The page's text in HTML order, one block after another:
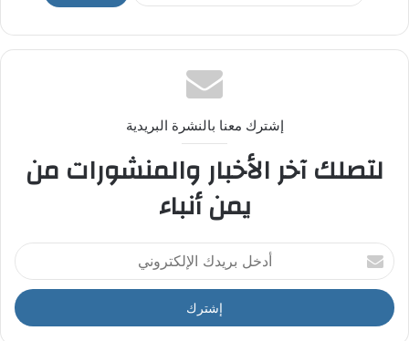
إشترك معنا بالنشرة البريدية
لتصلك آخر الأخبار والمنشورات من
يمن أنباء
أ
د
خ
ل